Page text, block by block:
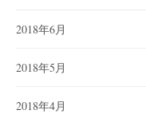
2018年6月
2018年5月
2018年4月